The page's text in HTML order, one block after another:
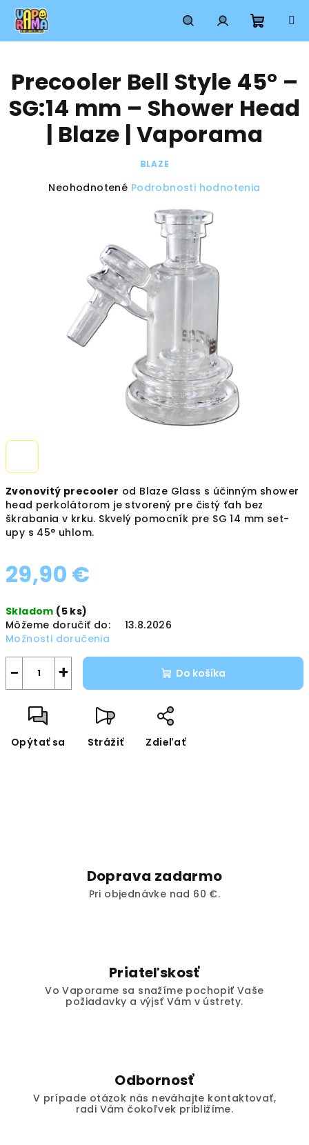
Prejsť
obsah
HľadaťPrihlásenie
košík
Zvonovitý precooler od Blaze Glass s účinným shower
head perkolátorom je stvorený pre čistý ťah bez
škrabania v krku. Skvelý pomocník pre SG 14 mm set-
upy s 45° uhlom.
29,90 €
cena:
Skladom (5 ks)
Môžeme doručiť do:
13.8.2026
Možnosti doručenia
+
− Do košíka
Opýtať sa Strážiť Zdieľať
Precooler Bell Style 45° –
SG:14 mm – Shower Head
| Blaze | Vaporama
BLAZE
Priemerné
hviezdičiek.
Neohodnotené Podrobnosti hodnotenia
Doprava zadarmo
Pri objednávke nad 60 €.
Priateľskosť
Vo Vaporame sa snažíme pochopiť Vaše
požiadavky a výjsť Vám v ústrety.
Odbornosť
V prípade otázok nás neváhajte kontaktovať,
radi Vám čokoľvek približíme.